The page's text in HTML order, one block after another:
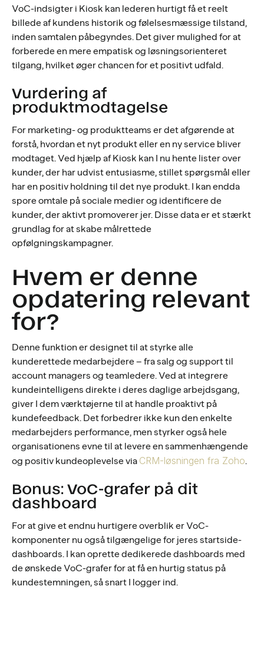
VoC-indsigter i Kiosk kan lederen hurtigt få et reelt
billede af kundens historik og følelsesmæssige tilstand,
inden samtalen påbegyndes. Det giver mulighed for at
forberede en mere empatisk og løsningsorienteret
tilgang, hvilket øger chancen for et positivt udfald.
Vurdering af
produktmodtagelse
For marketing- og produktteams er det afgørende at
forstå, hvordan et nyt produkt eller en ny service bliver
modtaget. Ved hjælp af Kiosk kan I nu hente lister over
kunder, der har udvist entusiasme, stillet spørgsmål eller
har en positiv holdning til det nye produkt. I kan endda
spore omtale på sociale medier og identificere de
kunder, der aktivt promoverer jer. Disse data er et stærkt
grundlag for at skabe målrettede
opfølgningskampagner.
Hvem er denne
opdatering relevant
for?
Denne funktion er designet til at styrke alle
kunderettede medarbejdere – fra salg og support til
account managers og teamledere. Ved at integrere
kundeintelligens direkte i deres daglige arbejdsgang,
giver I dem værktøjerne til at handle proaktivt på
kundefeedback. Det forbedrer ikke kun den enkelte
medarbejders performance, men styrker også hele
organisationens evne til at levere en sammenhængende
og positiv kundeoplevelse via CRM-løsningen fra Zoho.
Bonus: VoC-grafer på dit
dashboard
For at give et endnu hurtigere overblik er VoC-
komponenter nu også tilgængelige for jeres startside-
dashboards. I kan oprette dedikerede dashboards med
de ønskede VoC-grafer for at få en hurtig status på
kundestemningen, så snart I logger ind.